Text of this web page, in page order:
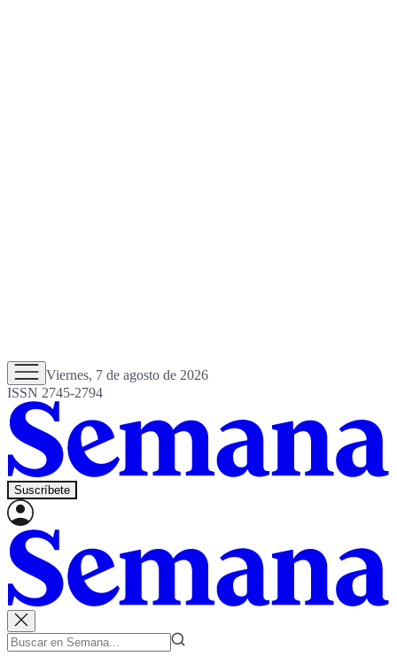
Viernes, 7 de agosto de 2026
ISSN 2745-2794
Suscríbete